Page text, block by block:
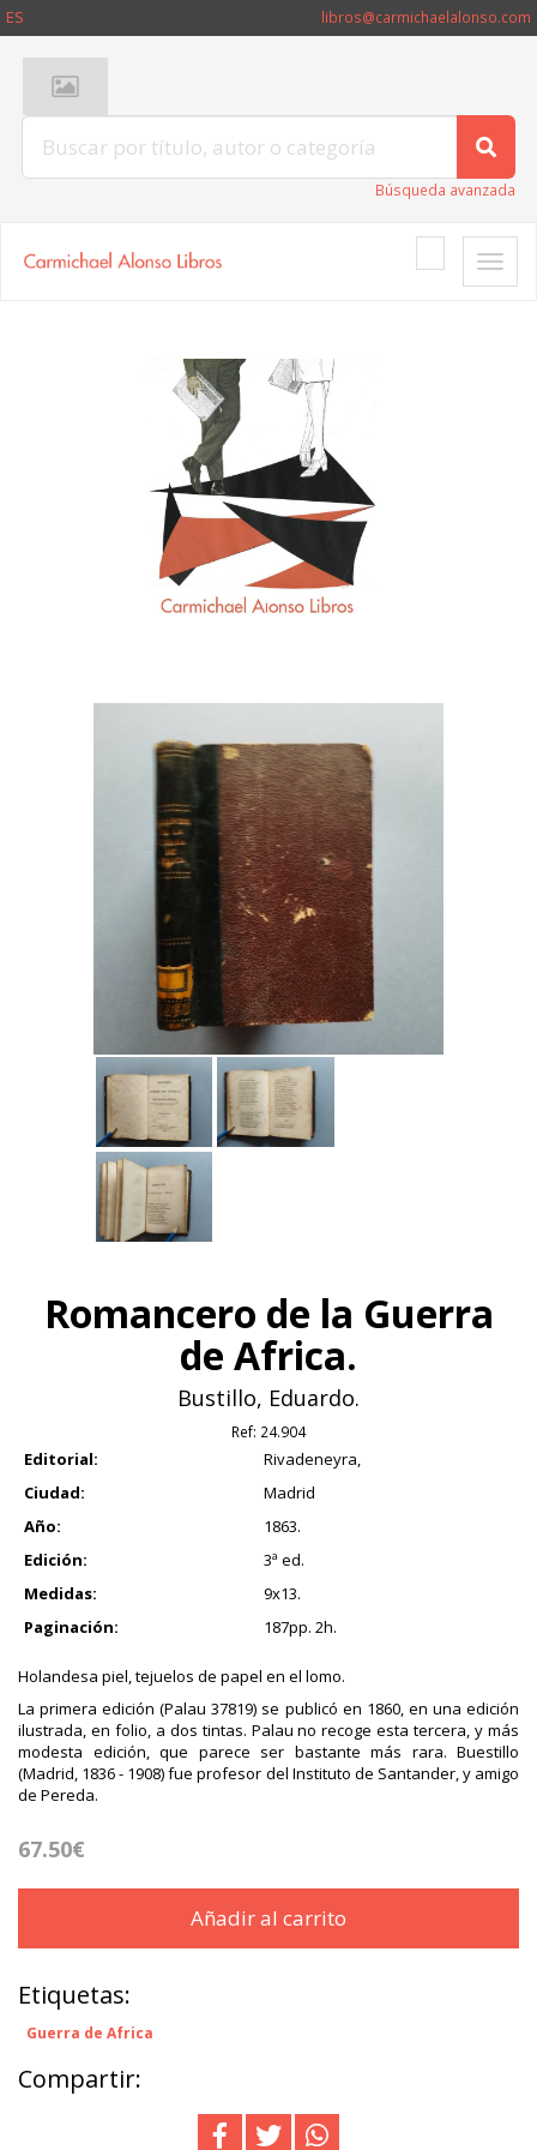
ES libros@carmichaelalonso.com
Búsqueda avanzada
Toggle
Romancero de la Guerra
de Africa.
Bustillo, Eduardo.
Ref: 24.904
Editorial:
Rivadeneyra,
Ciudad:
Madrid
Año:
1863.
Edición:
3ª ed.
Medidas:
9x13.
Paginación:
187pp. 2h.
Holandesa piel, tejuelos de papel en el lomo.
La primera edición (Palau 37819) se publicó en 1860, en una edición
ilustrada, en folio, a dos tintas. Palau no recoge esta tercera, y más
modesta edición, que parece ser bastante más rara. Buestillo
(Madrid, 1836 - 1908) fue profesor del Instituto de Santander, y amigo
de Pereda.
67.50€
Añadir al carrito
Etiquetas:
Guerra de Africa
Compartir: